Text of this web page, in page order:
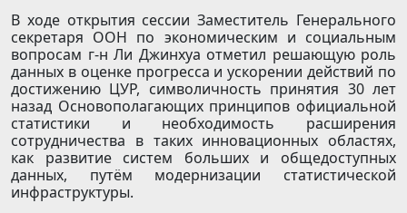
В ходе открытия сессии Заместитель Генерального
секретаря ООН по экономическим и социальным
вопросам г-н Ли Джинхуа отметил решающую роль
данных в оценке прогресса и ускорении действий по
достижению ЦУР, символичность принятия 30 лет
назад Основополагающих принципов официальной
статистики и необходимость расширения
сотрудничества в таких инновационных областях,
как развитие систем больших и общедоступных
данных, путём модернизации статистической
инфраструктуры.